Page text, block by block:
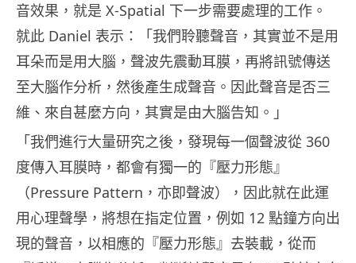
音效果，就是 X-Spatial 下一步需要處理的工作。
就此 Daniel 表示：「我們聆聽聲音，其實並不是用
耳朵而是用大腦，聲波先震動耳膜，再將訊號傳送
至大腦作分析，然後產生成聲音。因此聲音是否三
維、來自甚麼方向，其實是由大腦告知。」
「我們進行大量研究之後，發現每一個聲波從 360
度傳入耳膜時，都會有獨一的『壓力形態』
（Pressure Pattern，亦即聲波），因此就在此運
用心理聲學，將想在指定位置，例如 12 點鐘方向出
現的聲音，以相應的『壓力形態』去裝載，從而